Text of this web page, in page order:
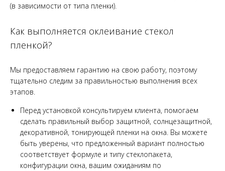
(в зависимости от типа пленки).
Как выполняется оклеивание стекол
пленкой?
Мы предоставляем гарантию на свою работу, поэтому
тщательно следим за правильностью выполнения всех
этапов.
Перед установкой консультируем клиента, помогаем
сделать правильный выбор защитной, солнцезащитной,
декоративной, тонирующей пленки на окна. Вы можете
быть уверены, что предложенный вариант полностью
соответствует формуле и типу стеклопакета,
конфигурации окна, вашим ожиданиям по